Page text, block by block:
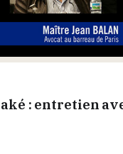
: entretien